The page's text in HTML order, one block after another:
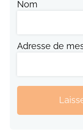
Nom
Adresse de